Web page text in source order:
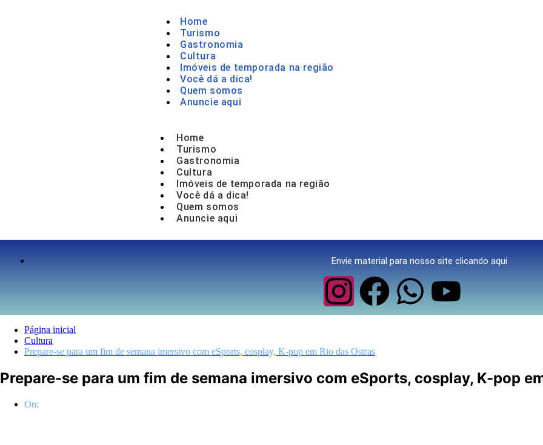
Home
Turismo
Gastronomia
Cultura
Imóveis de temporada na região
Você dá a dica!
Quem somos
Anuncie aqui
Home
Turismo
Gastronomia
Cultura
Imóveis de temporada na região
Você dá a dica!
Quem somos
Anuncie aqui
Envie material para nosso site clicando aqui
Página inicial
Cultura
Prepare-se para um fim de semana imersivo com eSports, cosplay, K-pop em Rio das Ostras
Prepare-se para um fim de semana imersivo com eSports, cosplay, K-pop
On: